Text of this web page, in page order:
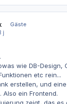
Gäste
j
wie DB-Design,
etc rein...
erstellen, und
Also ein Frontend.